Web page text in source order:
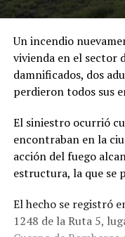
Un incendio
vivienda en el sector
damnificados, dos
perdieron todos sus
El siniestro ocurrió
encontraban en la
acción del fuego
estructura, la que se
El hecho se registró
1248 de la Ruta 5,